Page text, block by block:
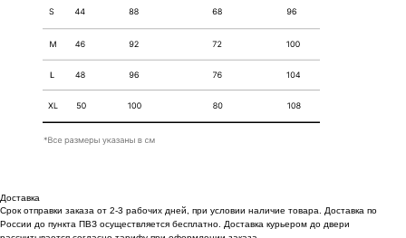
Доставка
Срок отправки заказа от 2-3 рабочих дней, при условии наличие товара. Доставка по
России до пункта ПВЗ осуществляется бесплатно. Доставка курьером до двери